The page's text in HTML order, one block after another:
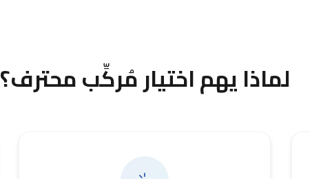
لماذا يهم اختيار مُركِّب محترف؟